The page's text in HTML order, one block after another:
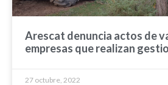
Arescat denuncia actos de
empresas que realizan
27 octubre, 2022